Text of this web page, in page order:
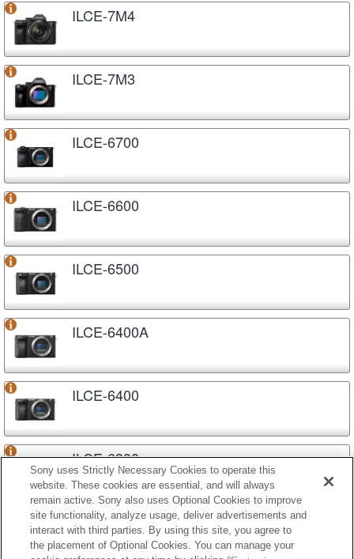
ILCE-7M4
ILCE-7M3
ILCE-6700
ILCE-6600
ILCE-6500
ILCE-6400A
ILCE-6400
ILCE-6300
ILCE-6100A
Sony uses Strictly Necessary Cookies to operate this
website. These cookies are essential, and will always
remain active. Sony also uses Optional Cookies to improve
site functionality, analyze usage, deliver advertisements and
interact with third parties. By using this site, you agree to
the placement of Optional Cookies. You can manage your